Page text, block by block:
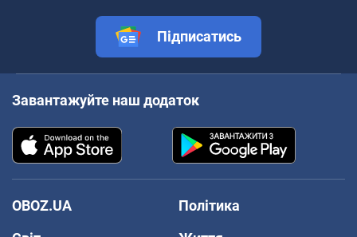
Підписатись
Завантажуйте наш додаток
OBOZ.UA
Політика